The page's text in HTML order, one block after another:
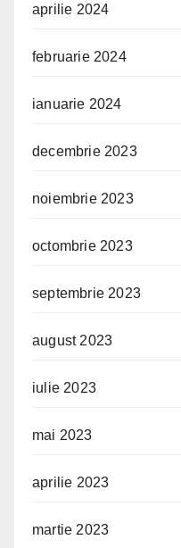
aprilie 2024
februarie 2024
ianuarie 2024
decembrie 2023
noiembrie 2023
octombrie 2023
septembrie 2023
august 2023
iulie 2023
mai 2023
aprilie 2023
martie 2023